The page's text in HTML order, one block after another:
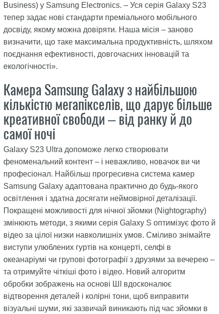
Business) у Samsung Electronics. – Уся серія Galaxy S23
тепер задає нові стандарти преміального мобільного
досвіду, якому можна довіряти. Наша місія – заново
визначити, що таке максимальна продуктивність, шляхом
поєднання ефективності, довгочасних інновацій та
екологічності».
Камера Samsung Galaxy з найбільшою
кількістю мегапікселів, що дарує більше
креативної свободи – від ранку й до
самої ночі
Galaxy S23 Ultra допоможе легко створювати
феноменальний контент – і неважливо, новачок ви чи
професіонал. Найбільш прогресивна система камер
Samsung Galaxy адаптована практично до будь-якого
освітлення і здатна досягати неймовірної деталізації.
Покращені можливості для нічної зйомки (Nightography)
змінюють методи, з якими серія Galaxy S оптимізує фото й
відео за цілої низки навколишніх умов. Сміливо знімайте
виступи улюблених гуртів на концерті, селфі в
океанаріумі чи групові фотографії з друзями за вечерею –
та отримуйте чіткіші фото і відео. Новий алгоритм
обробки зображень на основі ШІ вдосконалює
відтворення деталей і колірні тони, щоб виправити
візуальні шуми, які зазвичай виникають під час зйомки в